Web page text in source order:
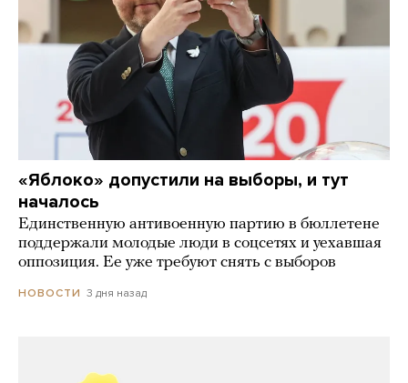
«Яблоко» допустили на выборы, и тут
началось
Единственную антивоенную партию в бюллетене
поддержали молодые люди в соцсетях и уехавшая
оппозиция. Ее уже требуют снять с выборов
НОВОСТИ 3 дня назад